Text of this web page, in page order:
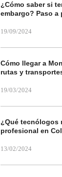
¿Cómo saber si
embargo? Paso a
19/09/2024
Cómo llegar a
rutas y
19/03/2024
¿Qué tecnólogos
profesional en
13/02/2024